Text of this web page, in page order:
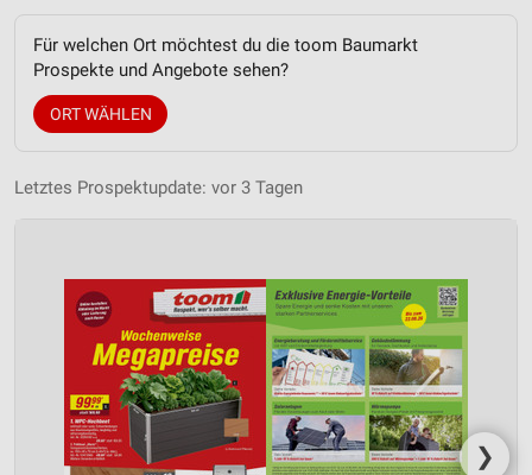
Für welchen Ort möchtest du die toom Baumarkt
Prospekte und Angebote sehen?
ORT WÄHLEN
Letztes Prospektupdate: vor 3 Tagen
❯